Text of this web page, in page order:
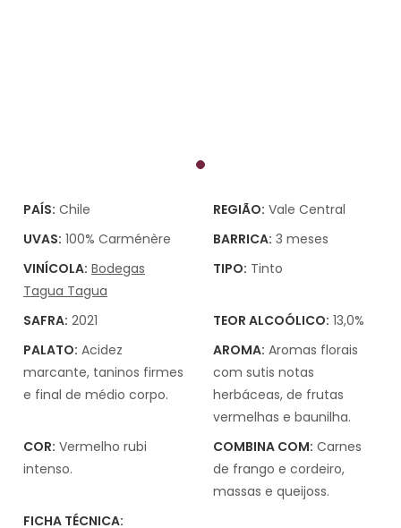
VINÍCOLA: Bodegas
Tagua Tagua
PAÍS: Chile
SAFRA: 2021 TEOR ALCOÓLICO: 13,0%
BARRICA: 3 meses
COR: Vermelho rubi
intenso.
AROMA: Aromas florais
com sutis notas
herbáceas, de frutas
vermelhas e baunilha.
PALATO: Acidez
marcante, taninos firmes
e final de médio corpo.
COMBINA COM: Carnes
de frango e cordeiro,
massas e queijoss.
UVAS: 100% Carménère
TIPO: Tinto
REGIÃO: Vale Central
FICHA TÉCNICA: